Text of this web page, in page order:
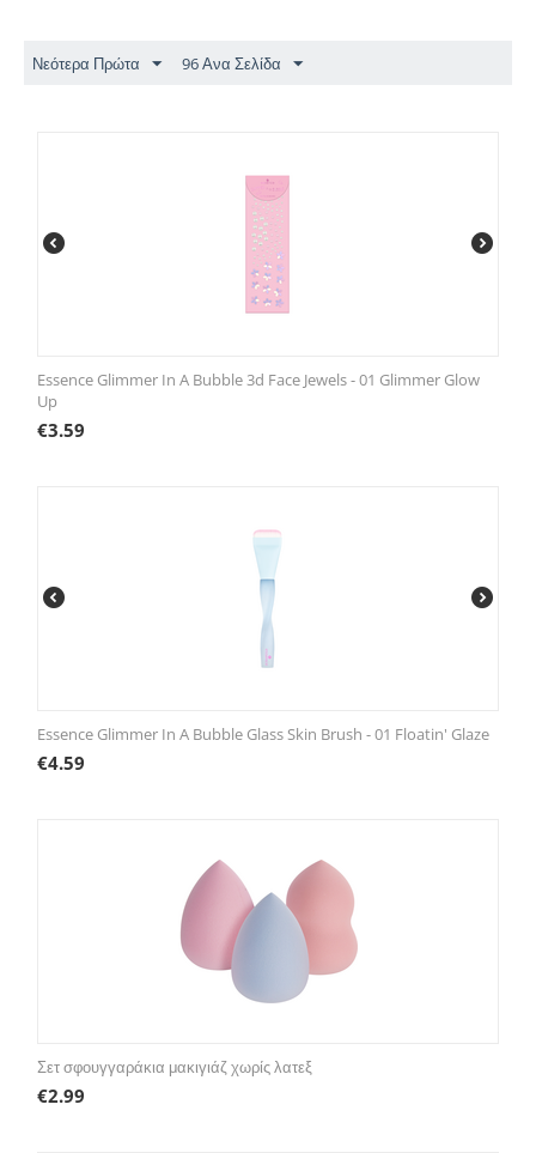
Νεότερα Πρώτα 96 Ανα Σελίδα
Essence Glimmer In A Bubble 3d Face Jewels - 01 Glimmer Glow
Up
€3.59
Essence Glimmer In A Bubble Glass Skin Brush - 01 Floatin' Glaze
€4.59
Σετ σφουγγαράκια μακιγιάζ χωρίς λατεξ
€2.99